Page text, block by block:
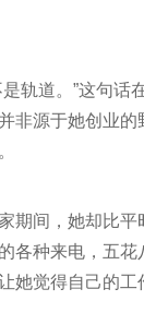
轨道。”这句话
非源于她创业的
期间，她却比平
各种来电，五花
她觉得自己的工